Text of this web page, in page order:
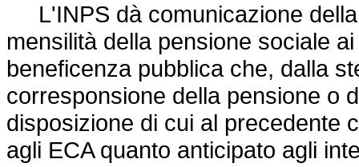
L'INPS dà comunicazione della
mensilità della pensione sociale
beneficenza pubblica che, dalla
corresponsione della pensione o
disposizione di cui al precedente
agli ECA quanto anticipato agli